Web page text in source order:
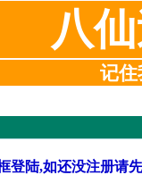
八
记住
登陆,如还没注册请